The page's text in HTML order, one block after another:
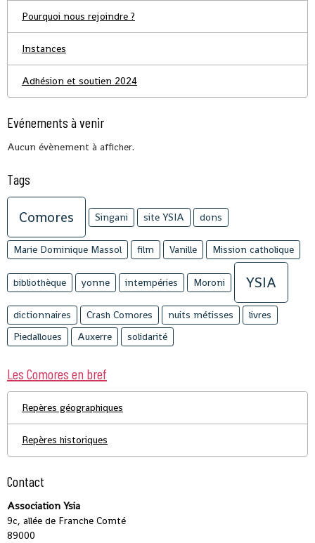
Pourquoi nous rejoindre ?
Instances
Adhésion et soutien 2024
Evénements à venir
Aucun évènement à afficher.
Tags
Comores Singani site YSIA dons
Marie Dominique Massol film Vanille Mission catholique
bibliothèque yonne intempéries Moroni YSIA
dictionnaires Crash Comores nuits métisses
livres
Piedalloues
Auxerre solidarité
Les Comores en bref
Repères géographiques
Repères historiques
Contact
Association Ysia
9c, allée de Franche Comté
89000